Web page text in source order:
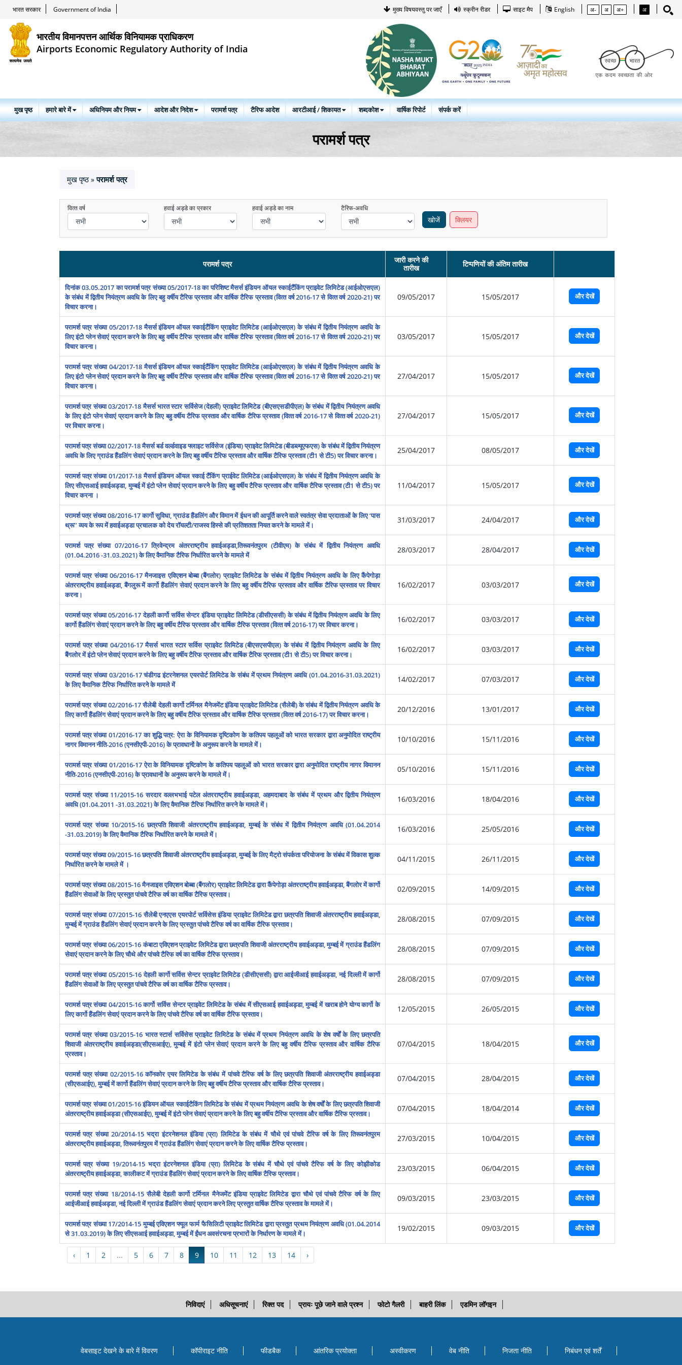
भारत सरकार Government of India मुख्य विषयवस्तु पर जाएँ स्क्रीन रीडर साइट मैप English अ- अ अ+ अ
भारतीय विमानपत्तन आर्थिक विनियामक प्राधिकरण
Airports Economic Regulatory Authority of India
मुख पृष्ठ हमारे बारे में अधिनियम और नियम आदेश और निदेश परामर्श पत्र टैरिफ आदेश आरटीआई / शिकायत शब्दकोश वार्षिक रिपोर्ट संपर्क करें
परामर्श पत्र
मुख पृष्ठ » परामर्श पत्र
वित्‍त वर्ष हवाई अड्डे का प्रकार हवाई अड्डे का नाम टैरिफ-अवधि
खोजें क्लियर
परामर्श पत्र
जारी करने की
तारीख
टिप्पणियों की अंतिम तारीख
दिनांक 03.05.2017 का परामर्श पत्र संख्‍या 05/2017-18 का परिशिष्‍ट मैसर्स इंडियन ऑयल स्‍काईटैंकिंग प्राइवेट लिमिटेड (आईओएसएल)
के संबंध में द्वितीय नियंत्रण अवधि के लिए बहु वर्षीय टैरिफ प्रस्‍ताव और वार्षिक टैरिफ प्रस्‍ताव (वित्‍त वर्ष 2016-17 से वित्‍त वर्ष 2020-21) पर
विचार करना।
09/05/2017 15/05/2017 और देखें
परामर्श पत्र संख्या 05/2017-18 मैसर्स इंडियन ऑयल स्‍काईटैंकिंग प्राइवेट लिमिटेड (आईओएसएल) के संबंध में द्वितीय नियंत्रण अवधि के
लिए इंटो प्‍लेन सेवाएं प्रदान करने के लिए बहु वर्षीय टैरिफ प्रस्‍ताव और वार्षिक टैरिफ प्रस्‍ताव (वित्‍त वर्ष 2016-17 से वित्‍त वर्ष 2020-21) पर
विचार करना।
03/05/2017 15/05/2017 और देखें
परामर्श पत्र संख्या 04/2017-18 मैसर्स इंडियन ऑयल स्‍काईटैंकिंग प्राइवेट लिमिटेड (आईओएसएल) के संबंध में द्वितीय नियंत्रण अवधि के
लिए इंटो प्‍लेन सेवाएं प्रदान करने के लिए बहु वर्षीय टैरिफ प्रस्‍ताव और वार्षिक टैरिफ प्रस्‍ताव (वित्‍त वर्ष 2016-17 से वित्‍त वर्ष 2020-21) पर
विचार करना।
27/04/2017 15/05/2017 और देखें
परामर्श पत्र संख्या 03/2017-18 मैसर्स भारत स्‍टार सर्विसेज (देहली) प्राइवेट लिमिटेड (बीएसएसडीपीएल) के संबंध में द्वितीय नियंत्रण अवधि
के लिए इंटो प्‍लेन सेवाएं प्रदान करने के लिए बहु वर्षीय टैरिफ प्रस्‍ताव और वार्षिक टैरिफ प्रस्‍ताव (वित्‍त वर्ष 2016-17 से वित्‍त वर्ष 2020-21)
पर विचार करना।
27/04/2017 15/05/2017 और देखें
परामर्श पत्र संख्या 02/2017-18 मैसर्स बर्ड वर्ल्‍डवाइड फ्लाइट सर्विसेज (इंडिया) प्राइवेट लिमिटेड (बीडब्‍ल्‍यूएफएस) के संबंध में द्वितीय नियंत्रण
अवधि के लिए ग्राउंड हैंडलिंग सेवाएं प्रदान करने के लिए बहु वर्षीय टैरिफ प्रस्‍ताव और वार्षिक टैरिफ प्रस्‍ताव (टी1 से टी5) पर विचार करना।
25/04/2017 08/05/2017 और देखें
परामर्श पत्र संख्या 01/2017-18 मैसर्स इंडियन ऑयल स्काई टैंकिंग प्राईवेट लिमिटेड (आईओएसएल) के संबंध में द्वितीय नियंत्रण अवधि के
लिए सीएसआई हवाईअड्डा, मुम्बई में इंटो प्लेन सेवाएं प्रदान करने के लिए बहु वर्षीय टैरिफ प्रस्‍ताव और वार्षिक टैरिफ प्रस्ताव (टी1 से टी5) पर
विचार करना ।
11/04/2017 15/05/2017 और देखें
परामर्श पत्र संख्या 08/2016-17 कार्गो सुविधा, ग्राउंड हैंडलिंग और विमान में ईधन की आपूर्ति करने वाले स्‍वतंत्र सेवा प्रदाताओं के लिए ‘पास
थ्रू’’ व्‍यय के रूप में हवाईअड्डा प्रचालक को देय रॉयल्‍टी/राजस्‍व हिस्‍से की प्रतिशतता नियत करने के मामले में।
31/03/2017 24/04/2017 और देखें
परामर्श पत्र संख्या 07/2016-17 त्रिवेन्‍द्रम अंतरराष्‍ट्रीय हवाईअड्डा,तिरूवनंतपुरम (टीवीएम) के संबंध में द्वितीय नियंत्रण अवधि
(01.04.2016 -31.03.2021) के लिए वैमानिक टैरिफ निर्धारित करने के मामले में
28/03/2017 28/04/2017 और देखें
परामर्श पत्र संख्या 06/2016-17 मैनजाइस एविएशन बोब्‍बा (बैंगलोर) प्राइवेट लिमिटेड के संबंध में द्वितीय नियंत्रण अवधि के लिए कैंपेगोड़ा
अंतरराष्‍ट्रीय हवाईअड्डा, बैंगलुरू में कार्गो हैंडलिंग सेवाएं प्रदान करने के लिए बहु वर्षीय टैरिफ प्रस्‍ताव और वार्षिक टैरिफ प्रस्‍ताव पर विचार
करना।
16/02/2017 03/03/2017 और देखें
परामर्श पत्र संख्या 05/2016-17 देहली कार्गो सर्विस सेन्‍टर इंडिया प्राइवेट लिमिटेड (डीसीएससी) के संबंध में द्वितीय नियंत्रण अवधि के लिए
कार्गो हैंडलिंग सेवाएं प्रदान करने के लिए बहु वर्षीय टैरिफ प्रस्‍ताव और वार्षिक टैरिफ प्रस्‍ताव (वित्‍त वर्ष 2016-17) पर विचार करना।
16/02/2017 03/03/2017 और देखें
परामर्श पत्र संख्‍या 04/2016-17 मैसर्स भारत स्‍टार सर्विस प्राइवेट लिमिटेड (बीएसएसपीएल) के संबंध में द्वितीय नियंत्रण अवधि के लिए
बैंगलोर में इंटो प्‍लेन सेवाएं प्रदान करने के लिए बहु वर्षीय टैरिफ प्रस्‍ताव और वार्षिक टैरिफ प्रस्‍ताव (टी1 से टी5) पर विचार करना।
16/02/2017 03/03/2017 और देखें
परामर्श पत्र संख्या 03/2016-17 चंडीगढ इंटरनेशनल एयरपोर्ट लिमिटेड के संबंध में प्रथम नियंत्रण अवधि (01.04.2016-31.03.2021)
के लिए वैमानिक टैरिफ निर्धारित करने के मामले में
14/02/2017 07/03/2017 और देखें
परामर्श पत्र संख्या 02/2016-17 सैलेबी देहली कार्गो टर्मिनल मैनेजमेंट इंडिया प्राइवेट लिमिटेड (सैलेबी) के संबंध में द्वितीय नियंत्रण अवधि के
लिए कार्गो हैंडलिंग सेवाएं प्रदान करने के लिए बहु वर्षीय टैरिफ प्रस्‍ताव और वार्षिक टैरिफ प्रस्‍ताव (वित्‍त वर्ष 2016-17) पर विचार करना।
20/12/2016 13/01/2017 और देखें
परामर्श पत्र संख्‍या 01/2016-17 का शुद्धि पत्र: ऐरा के विनियामक दृष्टिकोण के कतिपय पहलूओं को भारत सरकार द्वारा अनुमोदित राष्‍ट्रीय
नागर विमानन नीति-2016 (एनसीएपी-2016) के प्रावधानों के अनुरूप करने के मामले में।
10/10/2016 15/11/2016 और देखें
परामर्श पत्र संख्‍या 01/2016-17 ऐरा के विनियामक दृष्टिकोण के कतिपय पहलूओं को भारत सरकार द्वारा अनुमोदित राष्‍ट्रीय नागर विमानन
नीति-2016 (एनसीएपी-2016) के प्रावधानों के अनुरूप करने के मामले में।
05/10/2016 15/11/2016 और देखें
परामर्श पत्र संख्या 11/2015-16 सरदार वल्‍लभभाई पटेल अंतरराष्‍ट्रीय हवाईअड्डा, अहमदाबाद के संबंध में प्रथम और द्वितीय नियंत्रण
अवधि (01.04.2011 -31.03.2021) के लिए वैमानिक टैरिफ निर्धारित करने के मामले में।
16/03/2016 18/04/2016 और देखें
परामर्श पत्र संख्‍या 10/2015-16 छत्रपति शिवाजी अंतरराष्‍ट्रीय हवाईअड्डा, मुम्‍बई के संबंध में द्वितीय नियंत्रण अवधि (01.04.2014
-31.03.2019) के लिए वैमानिक टैरिफ निर्धारित करने के मामले में।
16/03/2016 25/05/2016 और देखें
परामर्श पत्र संख्या 09/2015-16 छत्रपति शिवाजी अंतरराष्‍ट्रीय हवाईअड्डा, मुम्‍बई के लिए मैट्रो संपर्कता परियोजना के संबंध में विकास शुल्‍क
निर्धारित करने के मामले में ।
04/11/2015 26/11/2015 और देखें
परामर्श पत्र संख्‍या 08/2015-16 मैनजाइस एविएशन बोब्‍बा (बैंगलोर) प्राइवेट लिमिटेड द्वारा कैंपेगोड़ा अंतरराष्‍ट्रीय हवाईअड्डा, बैंगलोर में कार्गो
हैंडलिंग सेवाओं के लिए प्रस्‍तुत पांचवे टैरिफ वर्ष का वार्षिक टैरिफ प्रस्‍ताव।
02/09/2015 14/09/2015 और देखें
परामर्श पत्र संख्या 07/2015-16 सैलेबी एनएएस एयरपोर्ट सर्विसेस इंडिया प्राइवेट लिमिटेड द्वारा छत्रपति शिवाजी अंतरराष्‍ट्रीय हवाईअड्डा,
मुम्‍बई में ग्राउंड हैंडलिंग सेवाएं प्रदान करने के लिए प्रस्‍तुत पांचवे टैरिफ वर्ष का वार्षिक टैरिफ प्रस्‍ताव।
28/08/2015 07/09/2015 और देखें
परामर्श पत्र संख्या 06/2015-16 कंबाटा एविएशन प्राइवेट लिमिटेड द्वारा छत्रपति शिवाजी अंतरराष्‍ट्रीय हवाईअड्डा, मुम्‍बई में ग्राउंड हैंडलिंग
सेवाएं प्रदान करने के लिए चौथे और पांचवे टैरिफ वर्ष का वार्षिक टैरिफ प्रस्‍ताव।
28/08/2015 07/09/2015 और देखें
परामर्श पत्र संख्या 05/2015-16 देहली कार्गो सर्विस सेन्‍टर प्राइवेट लिमिटेड (डीसीएससी) द्वारा आईजीआई हवाईअड्डा, नई दिल्‍ली में कार्गो
हैंडलिंग सेवाओं के लिए प्रस्‍तुत पांचवे टैरिफ वर्ष का वार्षिक टैरिफ प्रस्‍ताव।
28/08/2015 07/09/2015 और देखें
परामर्श पत्र संख्या 04/2015-16 कार्गो सर्विस सेन्‍टर प्राइवेट लिमिटेड के संबंध में सीएसआई हवाईअड्डा, मुम्‍बई में खराब होने योग्‍य कार्गो के
लिए कार्गो हैंडलिंग सेवाएं प्रदान करने के लिए पांचवे टैरिफ वर्ष का वार्षिक टैरिफ प्रस्‍ताव।
12/05/2015 26/05/2015 और देखें
परामर्श पत्र संख्या 03/2015-16 भारत स्‍टार्स सर्विसेस प्राइवेट लिमिटेड के संबंध में प्रथम नियंत्रण अवधि के शेष वर्षों के लिए छत्रपति
शिवाजी अंतरराष्‍ट्रीय हवाईअड्डा(सीएसआईए), मुम्‍बई में इंटो प्‍लेन सेवाएं प्रदान करने के लिए बहु वर्षीय टैरिफ प्रस्‍ताव और वार्षिक टैरिफ
प्रस्‍ताव।
07/04/2015 18/04/2015 और देखें
परामर्श पत्र संख्या 02/2015-16 कॉनकोर एयर लिमिटेड के संबंध में पांचवे टैरिफ वर्ष के लिए छत्रपति शिवाजी अंतरराष्‍ट्रीय हवाईअड्डा
(सीएसआईए), मुम्‍बई में कार्गो हैंडलिंग सेवाएं प्रदान करने के लिए बहु वर्षीय टैरिफ प्रस्‍ताव और वार्षिक टैरिफ प्रस्‍ताव।
07/04/2015 28/04/2015 और देखें
परामर्श पत्र संख्या 01/2015-16 इंडियन ऑयल स्‍काईटैकिंग लिमिटेड के संबंध में प्रथम नियंत्रण अवधि के शेष वर्षों के लिए छत्रपति शिवाजी
अंतरराष्‍ट्रीय हवाईअड्डा (सीएसआईए), मुम्‍बई में इंटो प्‍लेन सेवाएं प्रदान करने के लिए बहु वर्षीय टैरिफ प्रस्‍ताव और वार्षिक टैरिफ प्रस्‍ताव।
07/04/2015 18/04/2014 और देखें
परामर्श पत्र संख्या 20/2014-15 भद्रा इं‍टरनेशनल इंडिया (प्रा) लिमिटेड के संबंध में चौथे एवं पांचवे टैरिफ वर्ष के लिए तिरूवनंतपुरम
अंतरराष्‍ट्रीय हवाईअड्डा, तिरूवनंतपुरम में ग्राउंड हैंडलिंग सेवाएं प्रदान करने के लिए वार्षिक टैरिफ प्रस्‍ताव।
27/03/2015 10/04/2015 और देखें
परामर्श पत्र संख्या 19/2014-15 भद्रा इं‍टरनेशनल इंडिया (प्रा) लिमिटेड के संबंध में चौथे एवं पांचवे टैरिफ वर्ष के लिए कोझीकोड
अंतरराष्‍ट्रीय हवाईअड्डा, कालीकट में ग्राउंड हैंडलिंग सेवाएं प्रदान करने के लिए वार्षिक टैरिफ प्रस्‍ताव।
23/03/2015 06/04/2015 और देखें
परामर्श पत्र संख्या 18/2014-15 सैलेबी देहली कार्गो टर्मिनल मैनेजमेंट इंडिया प्राइवेट लिमिटेड द्वारा चौथे एवं पांचवे टैरिफ वर्ष के लिए
आईजीआई हवाईअड्डा, नई दिल्‍ली में ग्राउंड हैंडलिंग सेवाएं प्रदान करने लिए प्रस्‍तुत वार्षिक टैरिफ प्रस्‍ताव के मामले में।
09/03/2015 23/03/2015 और देखें
परामर्श पत्र संख्या 17/2014-15 मुम्‍बई एविएशन फ्यूल फार्म फैसिलिटी प्राइवेट लिमिटेड द्वारा प्रस्‍तुत प्रथम नियंत्रण अवधि (01.04.2014
से 31.03.2019) के लिए सीएसआई हवाईअड्डा, मुम्‍बई में ईंधन अवसंरचना प्रभारों के निर्धारण के मामले में।
19/02/2015 09/03/2015 और देखें
‹ 1 2 ... 5 6 7 8 9 10 11 12 13 14 ›
निविदाएं अधिसूचनाएं रिक्त पद प्रायः पूछे जाने वाले प्रश्न फोटो गैलरी बाहरी लिंक एडमिन लॉगइन
वेबसाइट देखने के बारे में विवरण कॉपीराइट नीति फीडबैक आंतरिक प्रयोक्‍ता अस्वीकरण वेब नीति निजता नीति निबंधन एवं शर्तें